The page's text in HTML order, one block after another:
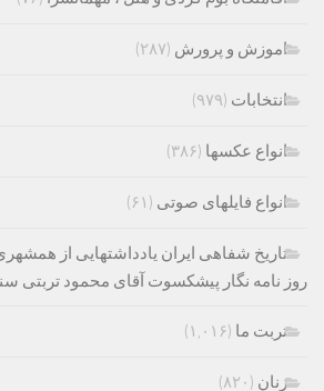
اموزش و پرورش (۲۸۷)
انتخابات (۹۷۹)
انواع عکسها (۳۸۶)
انواع فایلهای صوتی (۶۱)
تاریخ شفاهی ایران یادداشتهایی از
روز نامه نگار پیشکسوت آقای محمود تربتی
تربت ما (۱,۰۱۶)
زنان (۸۲۰)